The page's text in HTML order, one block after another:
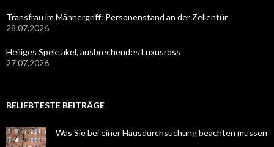
Transfrau im Männergriff: Personenstand an der Zellentür
28.07.2026
Heiliges Spektakel, ausbrechendes Luxusross
27.07.2026
BELIEBTESTE BEITRÄGE
Was Sie bei einer Hausdurchsuchung beachten müssen